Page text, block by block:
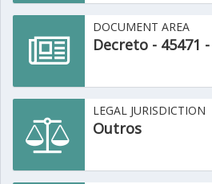
DOCUMENT AREA
Decreto - 45471
LEGAL JURISDICTION
Outros